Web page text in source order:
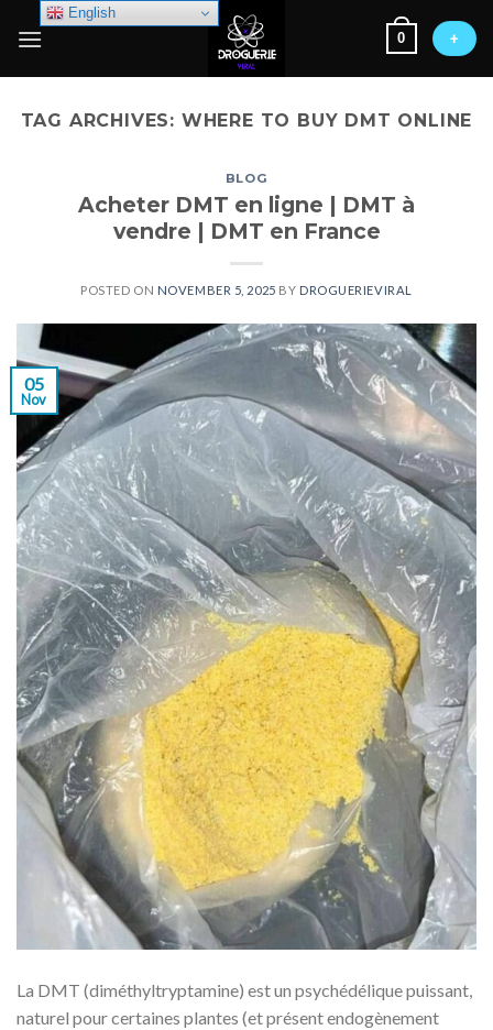
0 +
TAG ARCHIVES: WHERE TO BUY DMT ONLINE
BLOG
Acheter DMT en ligne | DMT à
vendre | DMT en France
POSTED ON NOVEMBER 5, 2025 BY DROGUERIEVIRAL
05
Nov
La DMT (diméthyltryptamine) est un psychédélique puissant,
naturel pour certaines plantes (et présent endogènement
English